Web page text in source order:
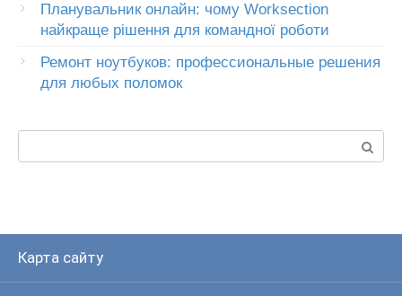
Планувальник онлайн: чому Worksection
найкраще рішення для командної роботи
Ремонт ноутбуков: профессиональные решения
для любых поломок
Карта сайту